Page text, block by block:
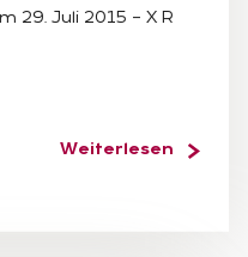
29. Juli 2015 – X R
Weiterlesen